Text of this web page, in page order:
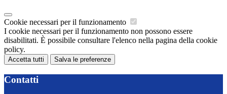
Cookie necessari per il funzionamento
I cookie necessari per il funzionamento non possono essere
disabilitati. È possibile consultare l'elenco nella pagina della cookie
policy.
Accetta tutti Salva le preferenze
Contatti